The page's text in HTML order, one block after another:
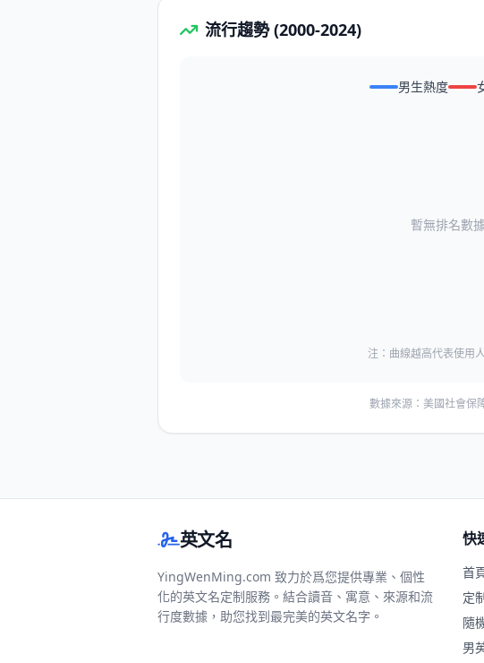
流行趨勢 (2000-2024)
男生熱度
暫無排名數據
注：曲線越高代表使用
數據來源：美國社會保
英文名
YingWenMing.com 致力於爲您提供專業、個性
化的英文名定制服務。結合讀音、寓意、來源和流
行度數據，助您找到最完美的英文名字。
快
首
定
隨
男